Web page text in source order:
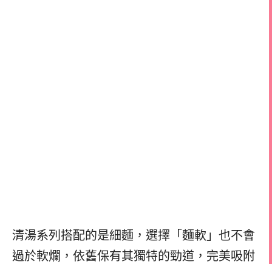
清湯系列搭配的是細麵，選擇「麵軟」也不會
過於軟爛，依舊保有其獨特的勁道，完美吸附